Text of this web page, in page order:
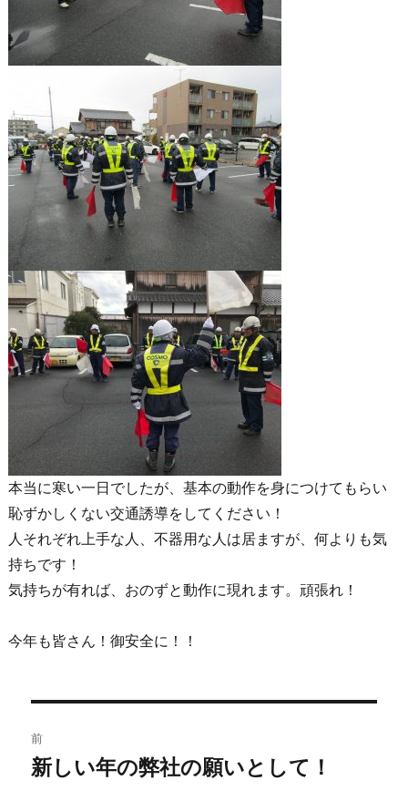
本当に寒い一日でしたが、基本の動作を身につけてもらい
恥ずかしくない交通誘導をしてください！
人それぞれ上手な人、不器用な人は居ますが、何よりも気
持ちです！
気持ちが有れば、おのずと動作に現れます。頑張れ！
今年も皆さん！御安全に！！
前
新しい年の弊社の願いとして！